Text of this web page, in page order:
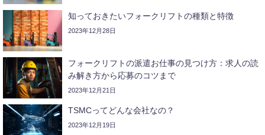
知っておきたいフォークリフトの種類と特徴
2023年12月28日
フォークリフトの派遣お仕事の見つけ方：求人の読
み解き方から応募のコツまで
2023年12月21日
TSMCってどんな会社なの？
2023年12月19日